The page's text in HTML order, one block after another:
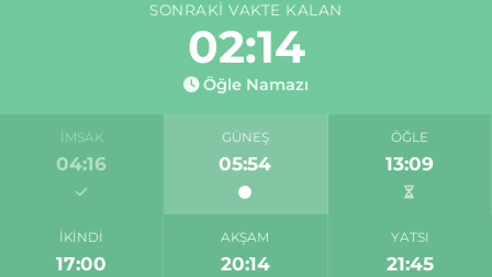
SONRAKI VAKTE KALAN
02:13
Öğle Namazı
İMSAK
04:16
GÜNEŞ
05:54
ÖĞLE
13:09
İKINDI
17:00
AKŞAM
20:14
YATSI
21:45